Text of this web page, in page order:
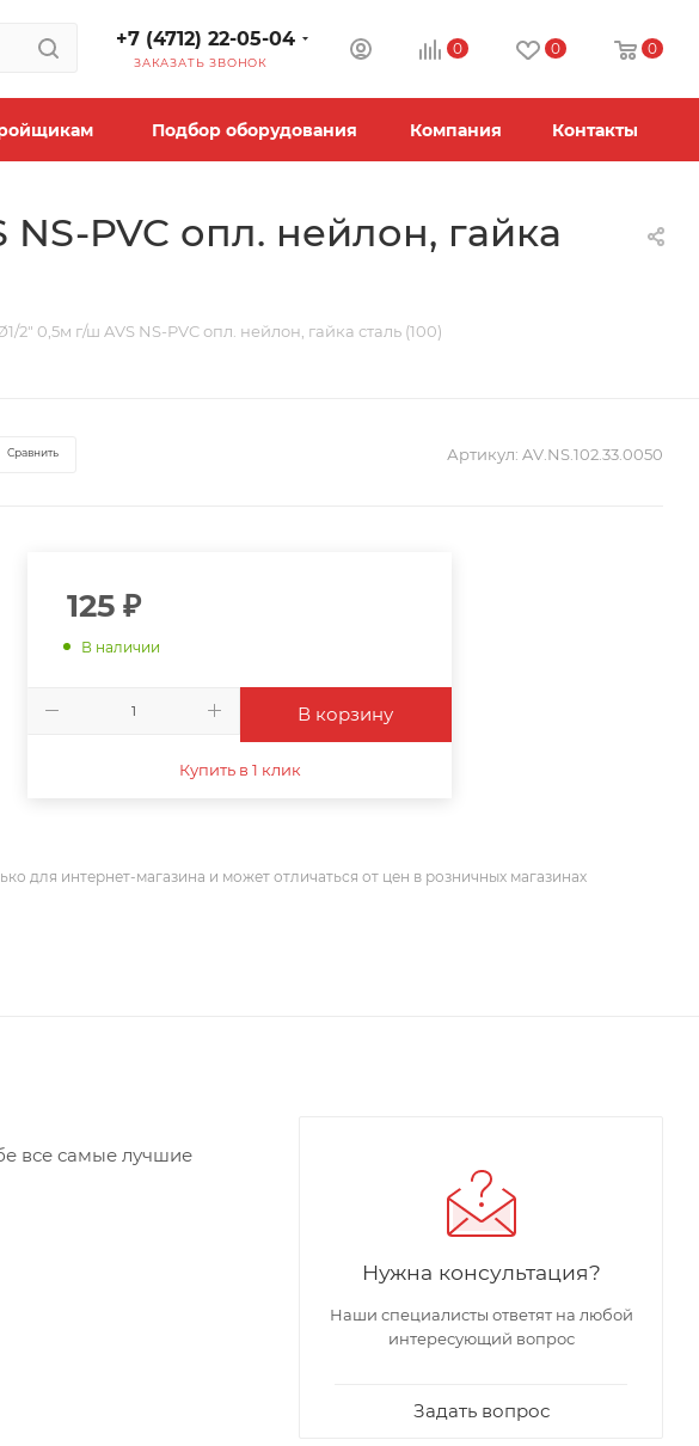
+7 (4712) 22-05-04
ЗАКАЗАТЬ ЗВОНОК
0 0 0
Подбор оборудования Компания Контакты
PVC опл. нейлон, гайка
2" 0,5м г/ш AVS NS-PVC опл. нейлон, гайка сталь (100)
Сравнить Артикул: AV.NS.102.33.0050
125 ₽
В наличии
В корзину
Купить в 1 клик
для интернет-магазина и может отличаться от цен в розничных магазинах
все самые лучшие
Нужна консультация?
Наши специалисты ответят на любой
интересующий вопрос
Задать вопрос